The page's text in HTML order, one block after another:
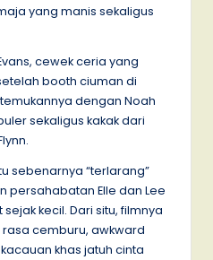
yang manis sekaligus
cewek ceria yang
booth ciuman di
dengan Noah
sekaligus kakak dari
sebenarnya “terlarang”
persahabatan Elle dan Lee
kecil. Dari situ, filmnya
cemburu, awkward
khas jatuh cinta